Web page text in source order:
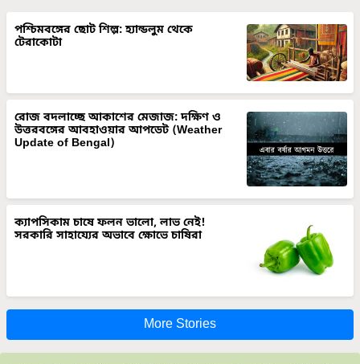
পশ্চিমবঙ্গের ছোট শিল্প: হ্যান্ডলুম থেকে
টেরাকোটা
রোজ বদলাচ্ছে আকাশের মেজাজ: দক্ষিণ ও
উত্তরবঙ্গের আবহাওয়ার আপডেট (Weather
Update of Bengal)
ক্যাপসিকাম চাষে ফলন ভালো, লাভ নেই!
সরকারি সাহায্যের অভাবে ক্ষোভে চাষিরা
More Stories